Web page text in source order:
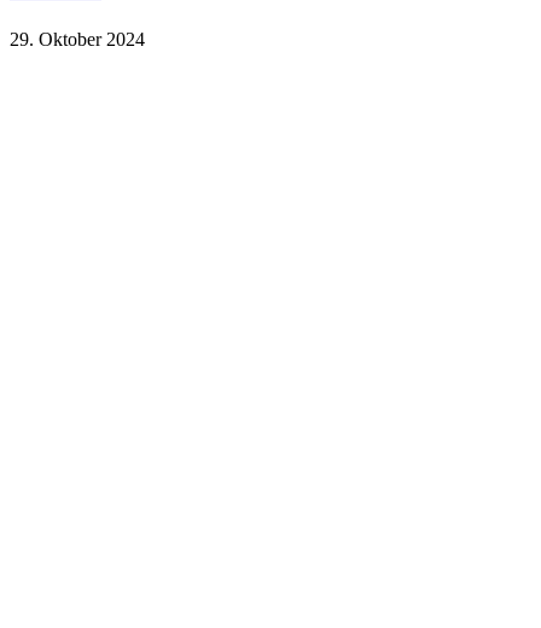
29. Oktober 2024